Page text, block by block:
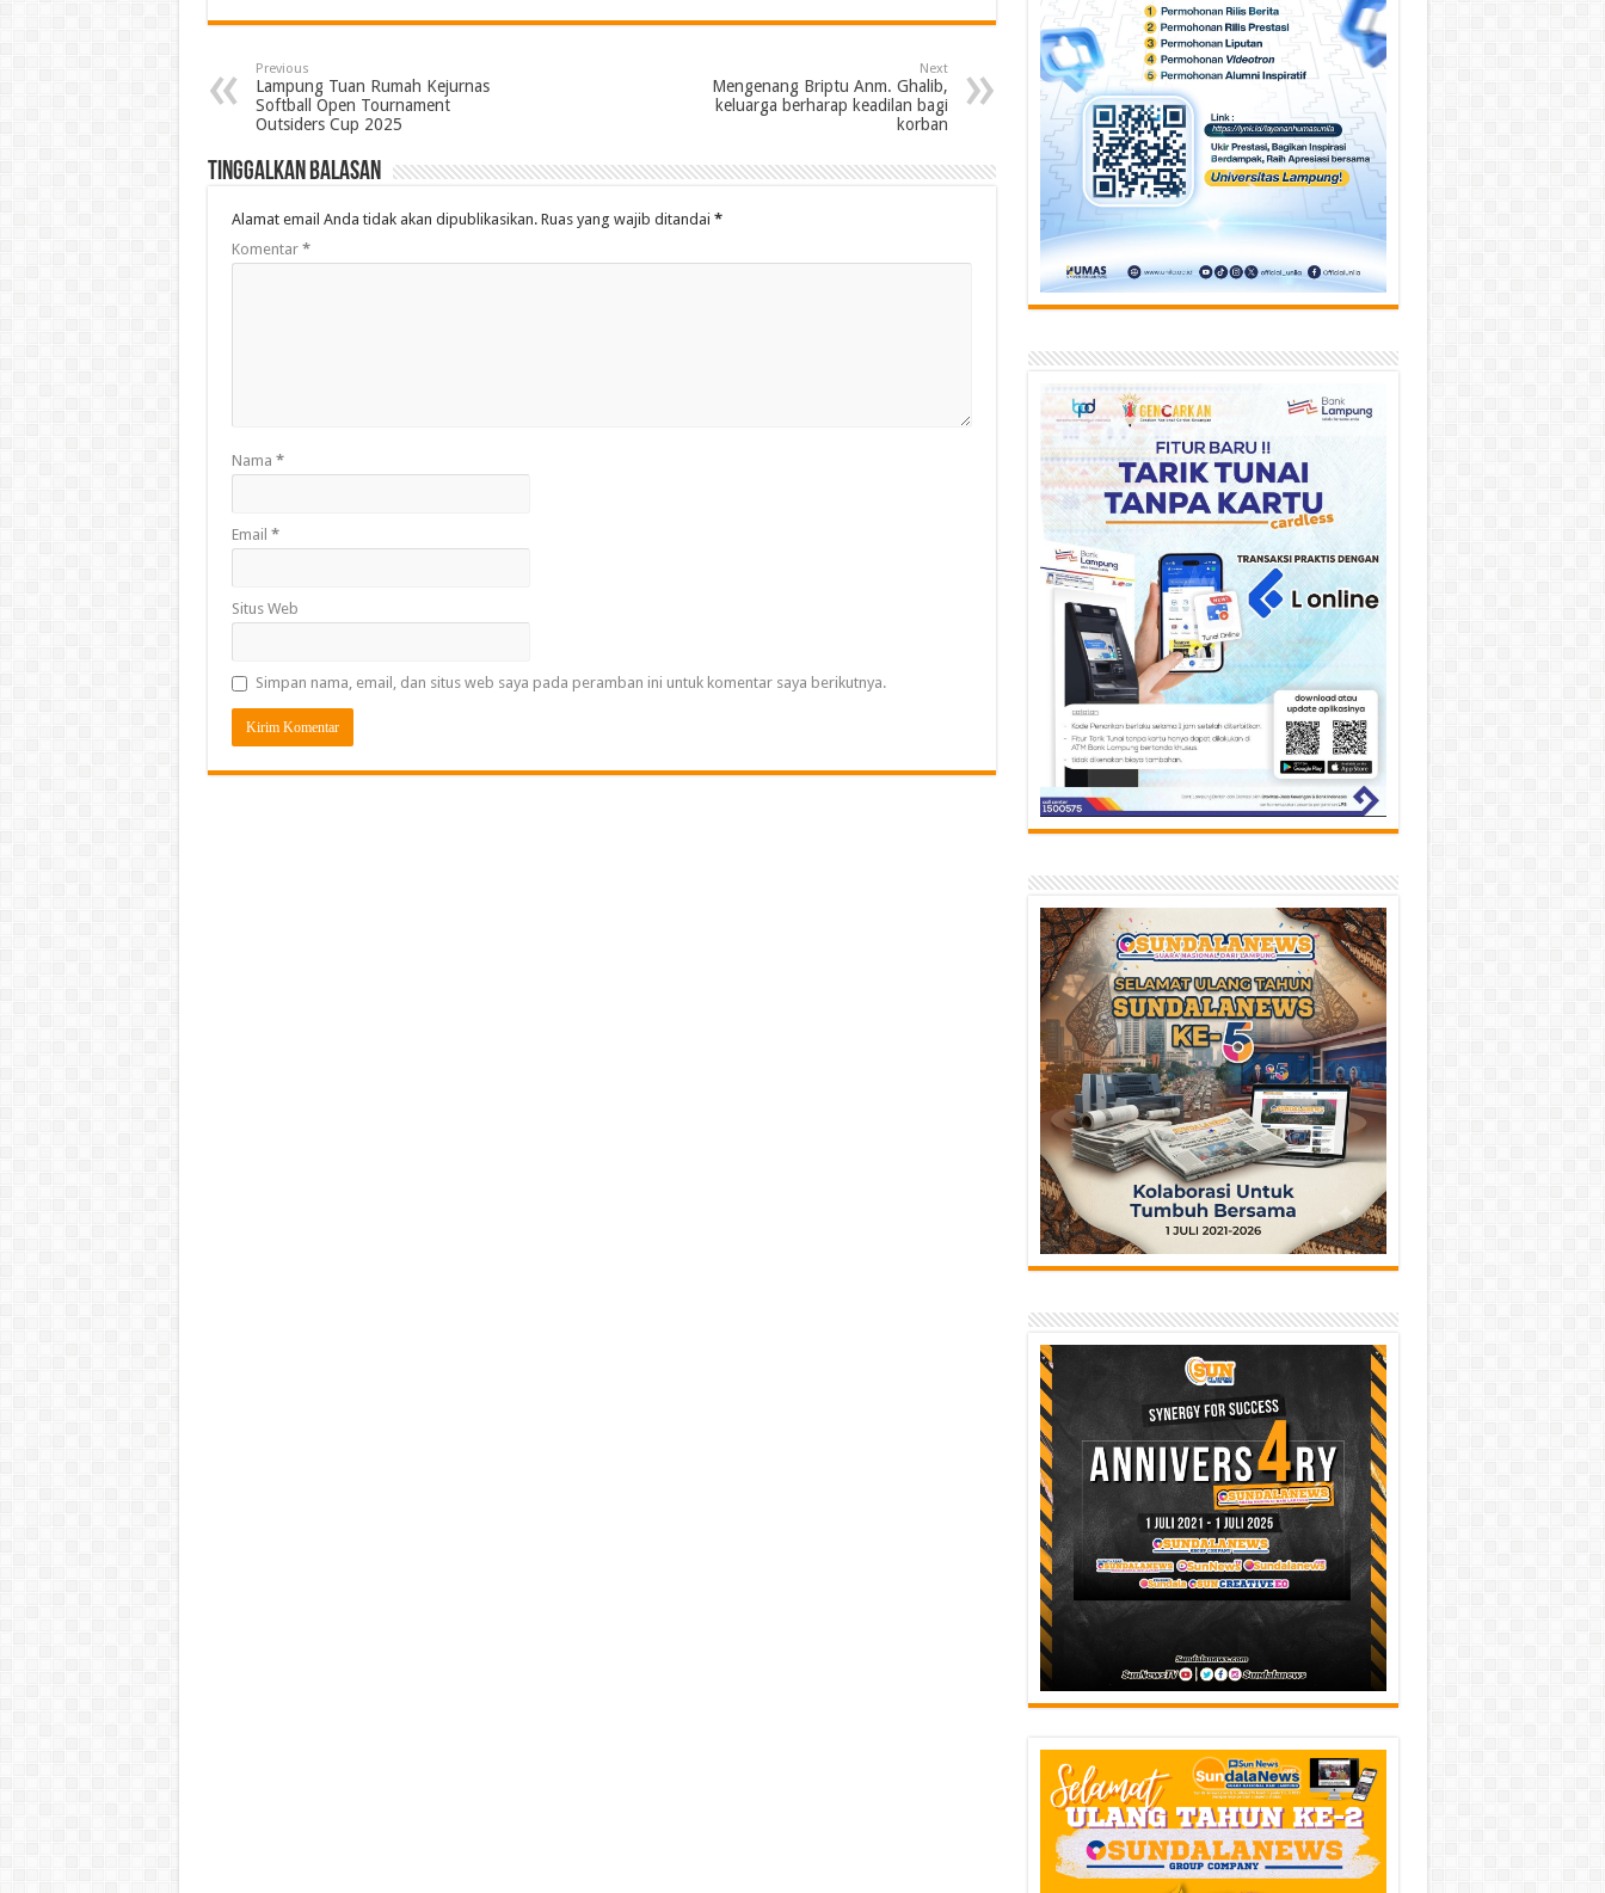
Previous
Lampung Tuan Rumah Kejurnas
Softball Open Tournament
Outsiders Cup 2025
Next
Mengenang Briptu Anm. Ghalib,
keluarga berharap keadilan bagi
korban
Tinggalkan Balasan
Alamat email Anda tidak akan dipublikasikan. Ruas yang wajib ditandai *
Komentar *
Nama *
Email *
Situs Web
Simpan nama, email, dan situs web saya pada peramban ini untuk komentar saya berikutnya.